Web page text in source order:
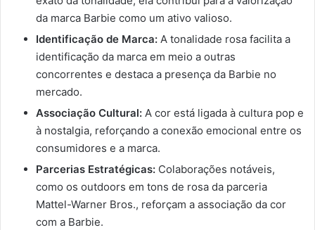
da marca Barbie como um ativo valioso.
Identificação de Marca: A tonalidade rosa facilita a
identificação da marca em meio a outras
concorrentes e destaca a presença da Barbie no
mercado.
Associação Cultural: A cor está ligada à cultura pop e
à nostalgia, reforçando a conexão emocional entre os
consumidores e a marca.
Parcerias Estratégicas: Colaborações notáveis,
como os outdoors em tons de rosa da parceria
Mattel-Warner Bros., reforçam a associação da cor
com a Barbie.